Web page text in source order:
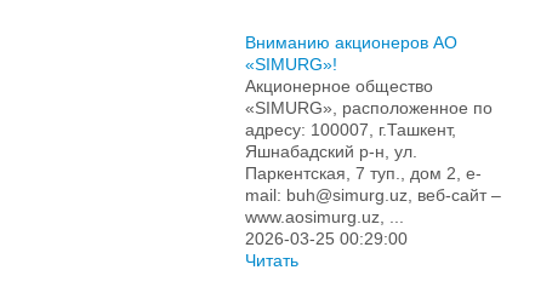
Вниманию акционеров АО
«SIMURG»!
Акционерное общество
«SIMURG», расположенное по
адресу: 100007, г.Ташкент,
Яшнабадский р-н, ул.
Паркентская, 7 туп., дом 2, e-
mail: buh@simurg.uz, веб-сайт –
www.aosimurg.uz, ...
2026-03-25 00:29:00
Читать